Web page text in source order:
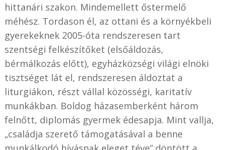
hittanári szakon. Mindemellett őstermelő
méhész. Tordason él, az ottani és a környékbeli
gyerekeknek 2005-óta rendszeresen tart
szentségi felkészítőket (elsőáldozás,
bérmálkozás előtt), egyházközségi világi elnöki
tisztséget lát el, rendszeresen áldoztat a
liturgiákon, részt vállal közösségi, karitatív
munkákban. Boldog házasemberként három
felnőtt, diplomás gyermek édesapja. Mint vallja,
„családja szerető támogatásával a benne